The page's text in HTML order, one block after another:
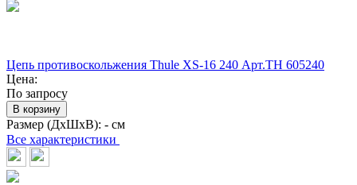
Цепь противоскольжения Thule XS-16 240 Арт.TH 605240
Цена:
По запросу
В корзину
Размер (ДхШхВ): - см
Все характеристики